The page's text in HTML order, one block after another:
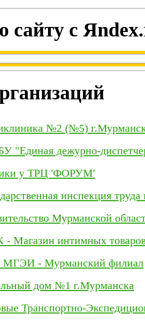
сайту с
№2 (№5)
"Единая дежурно-
у ТРЦ 'ФОРУМ'
инспекция
Мурманской
- Магазин интимных
- Мурманский филиал
дом №1 г.Мурманска
Транспортно-